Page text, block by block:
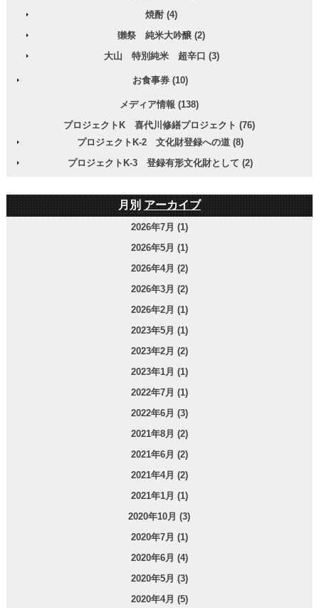
焼酎 (4)
獺祭 純米大吟醸 (2)
大山 特別純米 超辛口 (3)
お食事券 (10)
メディア情報 (138)
プロジェクトK 喜代川修繕プロジェクト (76)
プロジェクトK-2 文化財登録への道 (8)
プロジェクトK-3 登録有形文化財として (2)
月別アーカイブ
2026年7月 (1)
2026年5月 (1)
2026年4月 (2)
2026年3月 (2)
2026年2月 (1)
2023年5月 (1)
2023年2月 (2)
2023年1月 (1)
2022年7月 (1)
2022年6月 (3)
2021年8月 (2)
2021年6月 (2)
2021年4月 (2)
2021年1月 (1)
2020年10月 (3)
2020年7月 (1)
2020年6月 (4)
2020年5月 (3)
2020年4月 (5)